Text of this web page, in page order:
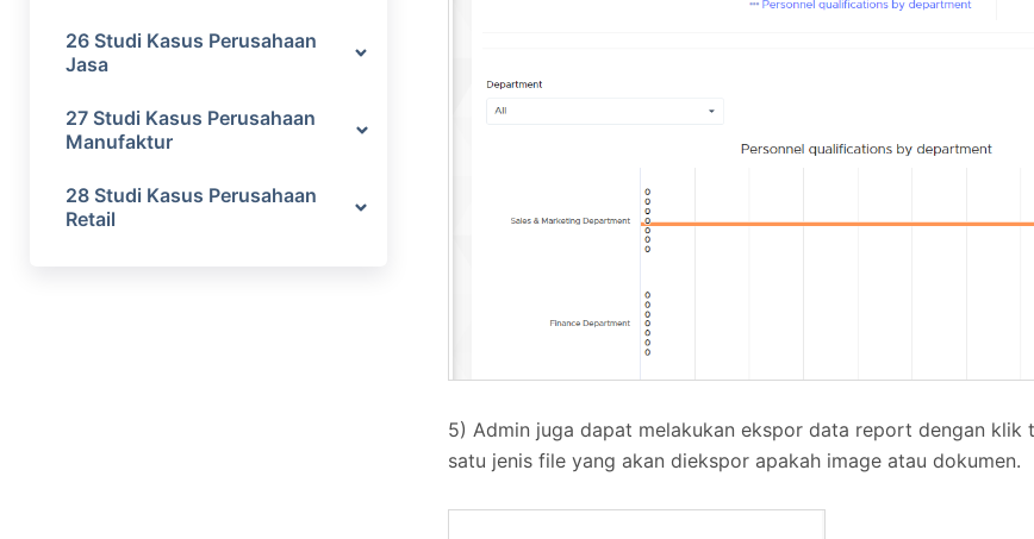
26 Studi Kasus Perusahaan
Jasa
27 Studi Kasus Perusahaan
Manufaktur
28 Studi Kasus Perusahaan
Retail
5) Admin juga dapat melakukan ekspor data report dengan klik
satu jenis file yang akan diekspor apakah image atau dokumen.